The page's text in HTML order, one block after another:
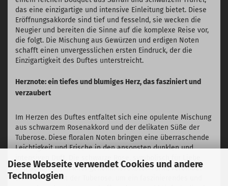
Diese Webseite verwendet Cookies und andere
Technologien
das eine einzigartige und intensive Einleitung bietet. Diese
Eröffnungsakkorde sind tief und fesselnd, sie wecken die
Neugier und bereiten die Sinne auf die komplexe Reise vor,
die folgt. Die Mischung aus Gewürzen und erdigen Noten
schafft einen unvergesslichen ersten Eindruck, der die
Einzigartigkeit des Duftes unterstreicht.
Herznote: ein tiefes und blumiges Herz, das fasziniert und
verzaubert
Im Herzen des Duftes entfaltet sich eine opulente Mischung
aus schwarzem Rosenakkord und der delikaten Süße der
Tuberose. Diese floralen Noten bringen eine überraschende
Leichtigkeit und Frische in den ansonsten dunklen und
intensiven Duft. Die schwarze Rose, symbolisch für Liebe
und Schönheit in ihrer geheimnisvollsten Form, verbindet
sich nahtlos mit der Tuberose, um ein faszinierendes und